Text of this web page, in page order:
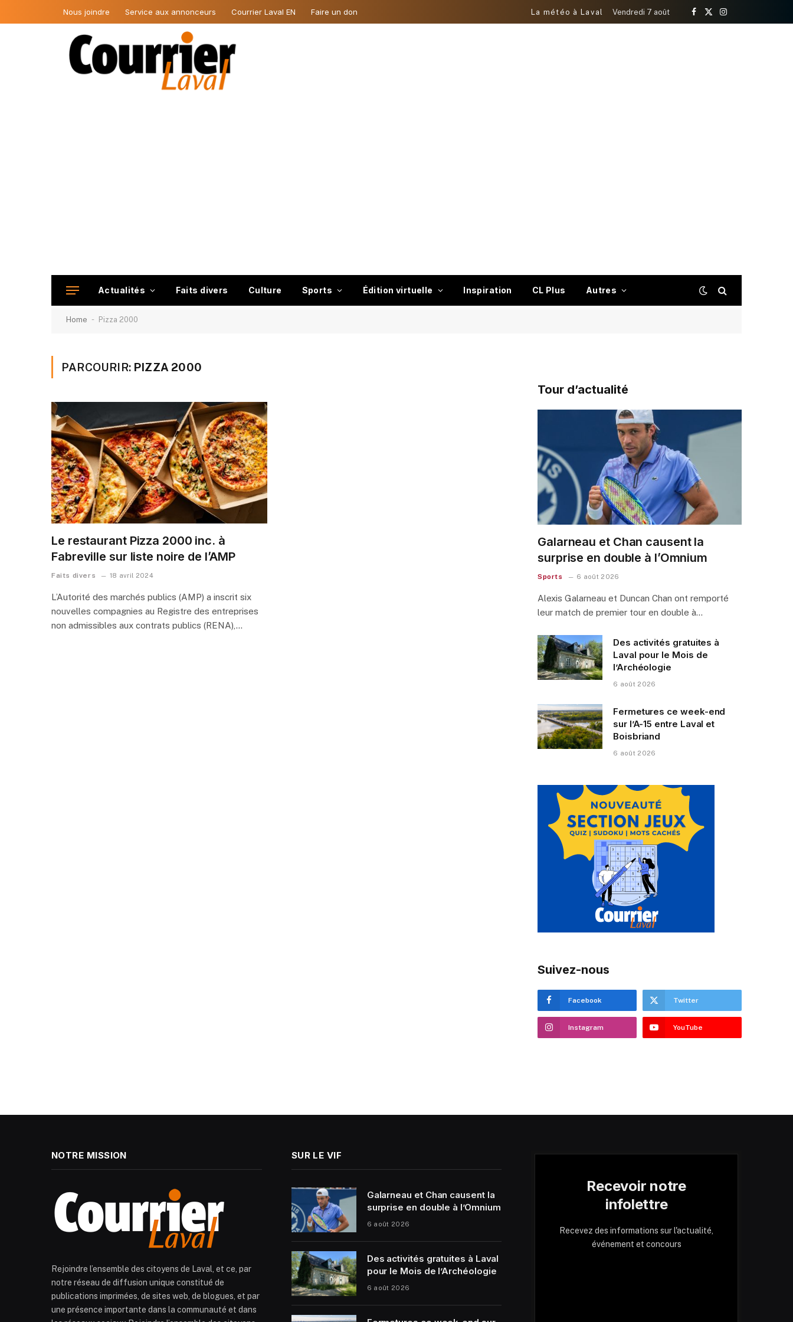
Nous joindre Service aux annonceurs Courrier Laval EN Faire un don La météo à Laval Vendredi 7 août
Facebook
X
Instagram
Actualités Faits divers Culture Sports Édition virtuelle Inspiration CL Plus Autres
Home - Pizza 2000
PARCOURIR: PIZZA 2000
Le restaurant Pizza 2000 inc. à
Fabreville sur liste noire de l’AMP
Faits divers 18 avril 2024
L’Autorité des marchés publics (AMP) a inscrit six
nouvelles compagnies au Registre des entreprises
non admissibles aux contrats publics (RENA),…
Tour d’actualité
Galarneau et Chan causent la
surprise en double à l’Omnium
Sports 6 août 2026
Alexis Galarneau et Duncan Chan ont remporté
leur match de premier tour en double à…
Des activités gratuites à
Laval pour le Mois de
l’Archéologie
6 août 2026
Fermetures ce week-end
sur l’A-15 entre Laval et
Boisbriand
6 août 2026
Suivez-nous
Facebook Twitter
Instagram YouTube
NOTRE MISSION
Rejoindre l’ensemble des citoyens de Laval, et ce, par
notre réseau de diffusion unique constitué de
publications imprimées, de sites web, de blogues, et par
une présence importante dans la communauté et dans
SUR LE VIF
Galarneau et Chan causent la
surprise en double à l’Omnium
6 août 2026
Des activités gratuites à Laval
pour le Mois de l’Archéologie
6 août 2026
Recevoir notre
infolettre
Recevez des informations sur l'actualité,
événement et concours